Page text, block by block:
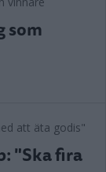
som
"Ska fira